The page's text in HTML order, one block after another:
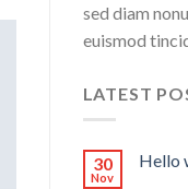
sed diam
euismod
LATEST
30
Nov
Hello